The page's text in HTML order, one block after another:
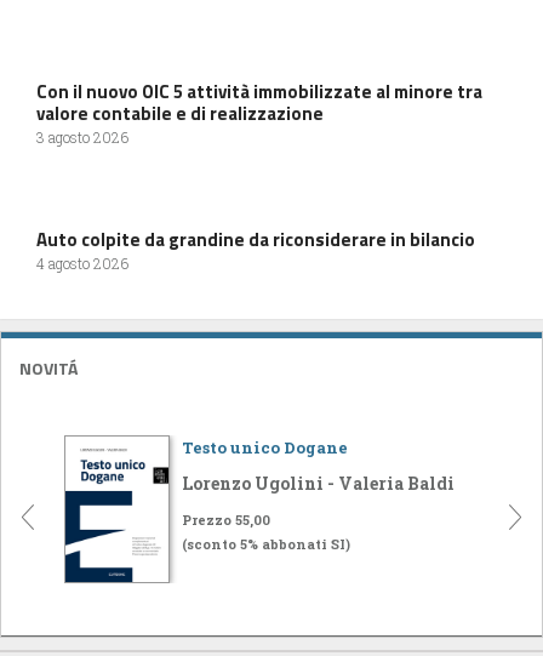
Con il nuovo OIC 5 attività immobilizzate al minore tra
valore contabile e di realizzazione
3 agosto 2026
Auto colpite da grandine da riconsiderare in bilancio
4 agosto 2026
NOVITÁ
Testo unico Dogane
Lorenzo Ugolini - Valeria Baldi
Prezzo 55,00
(sconto 5% abbonati SI)